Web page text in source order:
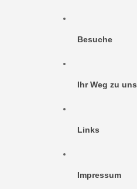
Besuche
Ihr Weg zu uns
Links
Impressum